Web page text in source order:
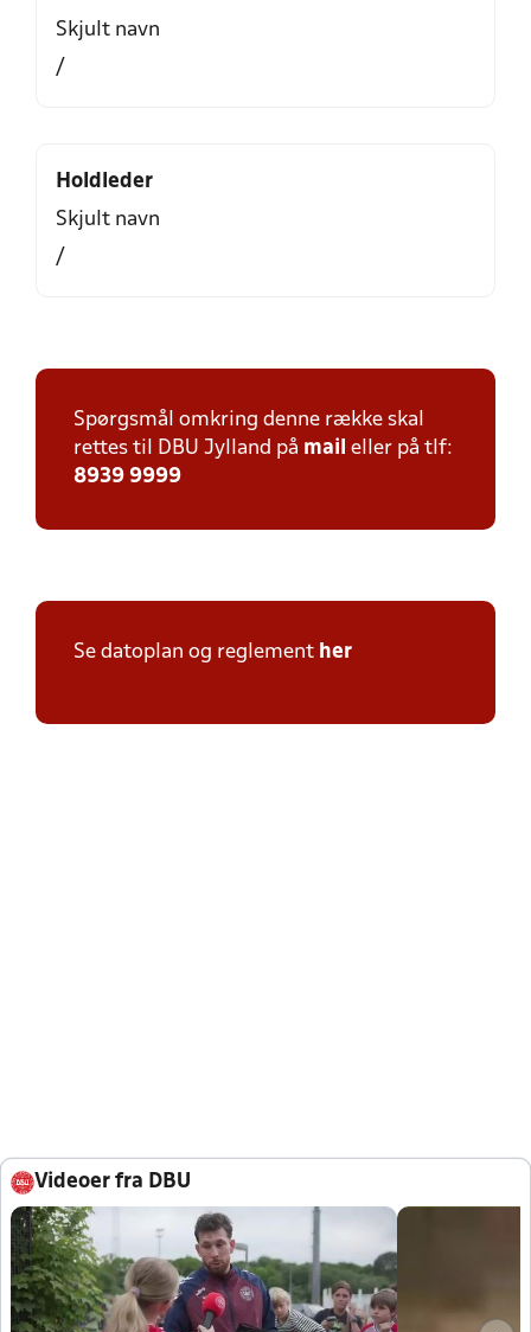
Skjult navn
/
Holdleder
Skjult navn
/
Spørgsmål omkring denne række skal
rettes til DBU Jylland på mail eller på tlf:
8939 9999
Se datoplan og reglement her
Videoer fra DBU